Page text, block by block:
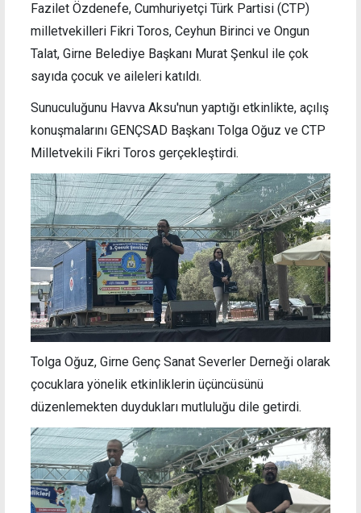
Fazilet Özdenefe, Cumhuriyetçi Türk Partisi (CTP)
milletvekilleri Fikri Toros, Ceyhun Birinci ve Ongun
Talat, Girne Belediye Başkanı Murat Şenkul ile çok
sayıda çocuk ve aileleri katıldı.
Sunuculuğunu Havva Aksu'nun yaptığı etkinlikte, açılış
konuşmalarını GENÇSAD Başkanı Tolga Oğuz ve CTP
Milletvekili Fikri Toros gerçekleştirdi.
Tolga Oğuz, Girne Genç Sanat Severler Derneği olarak
çocuklara yönelik etkinliklerin üçüncüsünü
düzenlemekten duydukları mutluluğu dile getirdi.